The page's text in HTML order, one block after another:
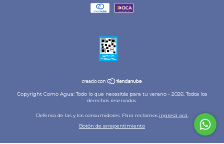
Copyright Como Agua: Todo lo que necesitás para tu verano - 2026. Todos los
derechos reservados.
Defensa de las y los consumidores. Para reclamos ingresá acá.
Botón de arrepentimiento